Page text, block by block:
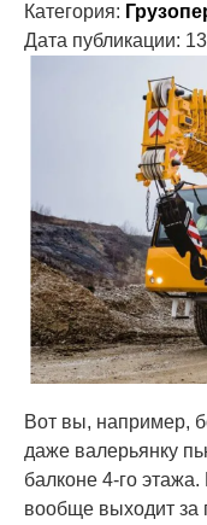
Категория:
Дата публикации:
Вот вы, например,
даже валерьянку
балконе 4-го
вообще выходит за